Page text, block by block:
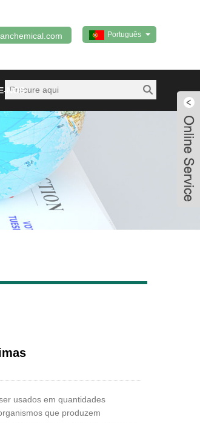
Português
NOS
usados ​​em quantidades
que produzem